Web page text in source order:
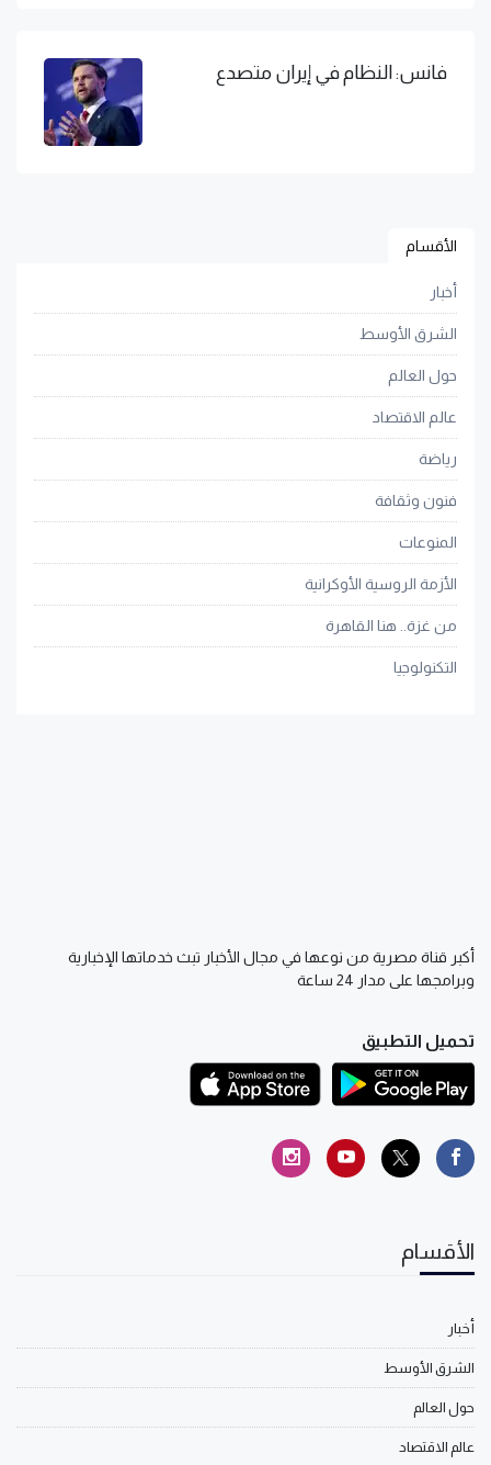
فانس: النظام في إيران متصدع
الأقسام
أخبار
الشرق الأوسط
حول العالم
عالم الاقتصاد
رياضة
فنون وثقافة
المنوعات
الأزمة الروسية الأوكرانية
من غزة.. هنا القاهرة
التكنولوجيا
أكبر قناة مصرية من نوعها في مجال الأخبار تبث خدماتها الإخبارية
وبرامجها على مدار 24 ساعة
تحميل التطبيق
الأقسام
أخبار
الشرق الأوسط
حول العالم
عالم الاقتصاد